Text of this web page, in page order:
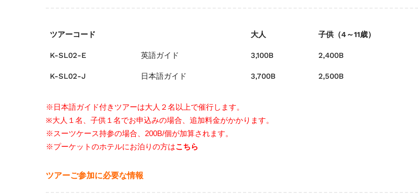
ツアーコード 大人 子供（4～11歳）
K-SL02-E 英語ガイド 3,100B 2,400B
K-SL02-J 日本語ガイド 3,700B 2,500B
※日本語ガイド付きツアーは大人２名以上で催行します。
※大人１名、子供１名でお申込みの場合、追加料金がかかります。
※スーツケース持参の場合、200B/個が加算されます。
※プーケットのホテルにお泊りの方はこちら
ツアーご参加に必要な情報